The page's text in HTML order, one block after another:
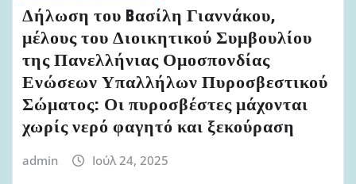
Δήλωση του Bασίλη Γιαννάκου,
μέλους του Διοικητικού Συμβουλίου
της Πανελλήνιας Ομοσπονδίας
Ενώσεων Υπαλλήλων Πυροσβεστικού
Σώματος: Οι πυροσβέστες μάχονται
χωρίς νερό φαγητό και ξεκούραση
admin Ιούλ 24, 2025